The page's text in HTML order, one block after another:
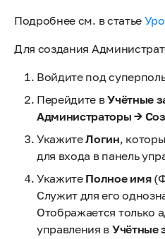
Подробнее см. в статье
Для создания
Войдите под
Перейдите вУчётные
Администраторы →
УкажитеЛогин,
для входа в панель
УкажитеПолное имя
Служит для его
Отображается только
управления в Учётные